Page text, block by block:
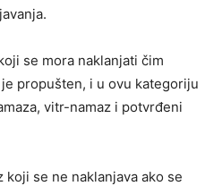
se mora naklanjati čim
propušten, i u ovu kategoriju
vitr-namaz i potvrđeni
koji se ne naklanjava ako se